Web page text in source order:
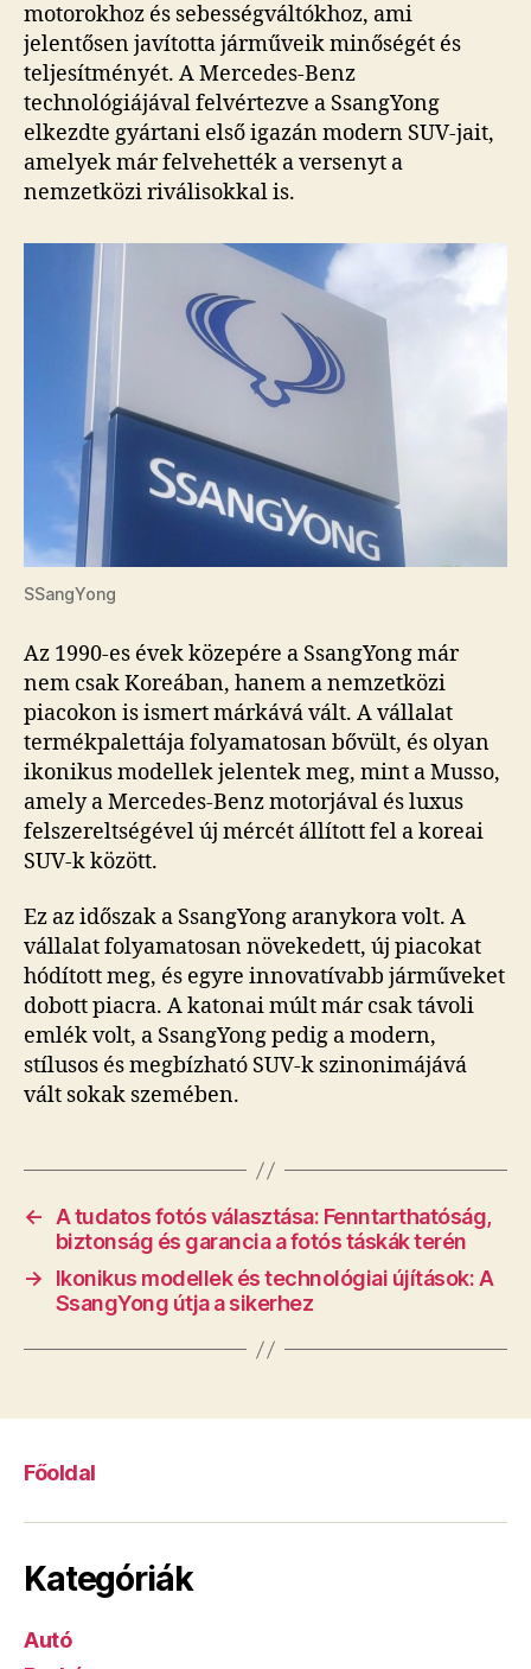
motorokhoz és sebességváltókhoz, ami
jelentősen javította járműveik minőségét és
teljesítményét. A Mercedes-Benz
technológiájával felvértezve a SsangYong
elkezdte gyártani első igazán modern SUV-jait,
amelyek már felvehették a versenyt a
nemzetközi riválisokkal is.
SSangYong
Az 1990-es évek közepére a SsangYong már
nem csak Koreában, hanem a nemzetközi
piacokon is ismert márkává vált. A vállalat
termékpalettája folyamatosan bővült, és olyan
ikonikus modellek jelentek meg, mint a Musso,
amely a Mercedes-Benz motorjával és luxus
felszereltségével új mércét állított fel a koreai
SUV-k között.
Ez az időszak a SsangYong aranykora volt. A
vállalat folyamatosan növekedett, új piacokat
hódított meg, és egyre innovatívabb járműveket
dobott piacra. A katonai múlt már csak távoli
emlék volt, a SsangYong pedig a modern,
stílusos és megbízható SUV-k szinonimájává
vált sokak szemében.
←
A tudatos fotós választása: Fenntarthatóság,
biztonság és garancia a fotós táskák terén
→
Ikonikus modellek és technológiai újítások: A
SsangYong útja a sikerhez
Főoldal
Kategóriák
Autó